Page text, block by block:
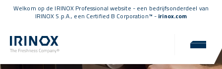
Welkom op de IRINOX Professional website - een bedrijfsonderdeel van
IRINOX S.p.A., een Certified B Corporation™ - irinox.com